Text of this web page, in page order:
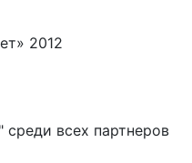
2012
всех партнеров